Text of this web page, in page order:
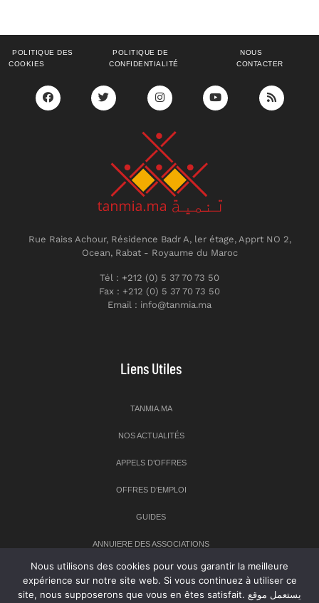
POLITIQUE DES
COOKIES
POLITIQUE DE
CONFIDENTIALITÉ
NOUS
CONTACTER
Rue Raiss Achour, Résidence Badr A, ler étage, Apprt NO 2,
Ocean, Rabat - Royaume du Maroc
Tél : +212 (0) 5 37 70 73 50
Fax : +212 (0) 5 37 70 73 50
Email : info@tanmia.ma
Liens Utiles
TANMIA.MA
NOS ACTUALITÉS
APPELS D’OFFRES
OFFRES D’EMPLOI
GUIDES
ANNUIERE DES ASSOCIATIONS
Newsletter
Nous utilisons des cookies pour vous garantir la meilleure
expérience sur notre site web. Si vous continuez à utiliser ce
site, nous supposerons que vous en êtes satisfait. يستعمل موقع